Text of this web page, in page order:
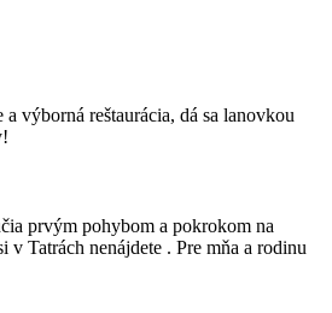
výborná reštaurácia, dá sa lanovkou
prvým pohybom a pokrokom na
Tatrách nenájdete . Pre mňa a rodinu